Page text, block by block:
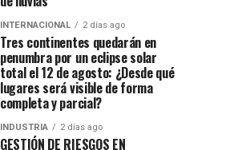
INTERNACIONAL 2 días ago
Tres continentes quedarán en
penumbra por un eclipse solar
total el 12 de agosto: ¿Desde qué
lugares será visible de forma
completa y parcial?
INDUSTRIA 2 días ago
GESTIÓN DE RIESGOS EN